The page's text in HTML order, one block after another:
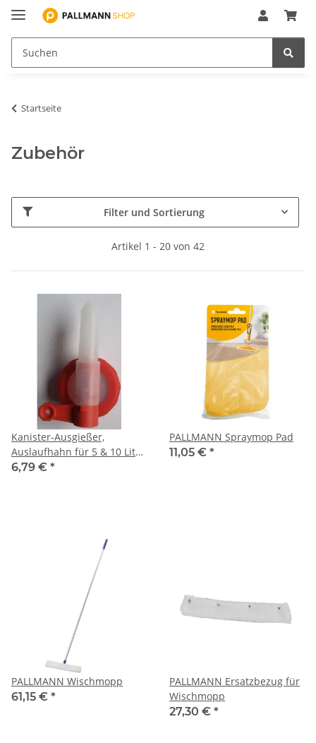
Startseite
Zubehör
Filter und Sortierung
Artikel 1 - 20 von 42
Kanister-Ausgießer,
Auslaufhahn für 5 & 10 Liter
Kanister
6,79 € *
PALLMANN Spraymop Pad
11,05 € *
PALLMANN Wischmopp
61,15 € *
PALLMANN Ersatzbezug für
Wischmopp
27,30 € *